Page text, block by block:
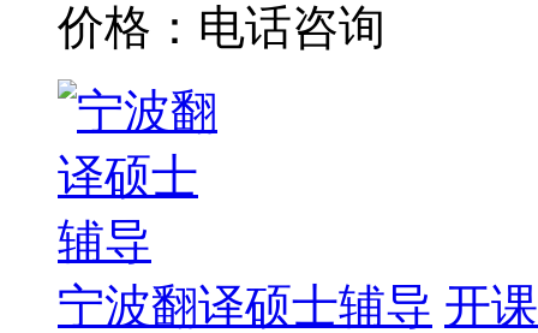
价格：电话咨询
宁波翻译硕士辅导 开